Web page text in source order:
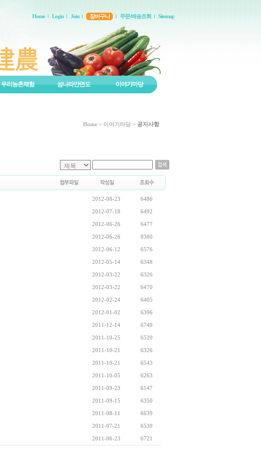
Home Login Join 장바구니 주문/배송조회 Sitemap
우리농촌체험 섬나라안면도 이야기마당
Home > 이야기마당 > 공지사항
2012-08-23 6486
2012-07-18 6492
2012-06-26 6477
2012-06-26 8380
2012-06-12 6576
2012-05-14 6348
2012-03-22 6326
2012-03-22 6470
2012-02-24 6405
2012-01-02 6396
2011-12-14 6749
2011-10-25 6520
2011-10-21 6326
2011-10-21 6543
2011-10-05 6263
2011-09-23 6147
2011-09-15 6350
2011-08-11 6639
2011-07-21 6539
2011-06-23 6721